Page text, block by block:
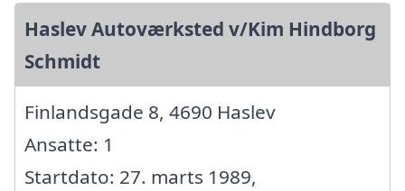
Haslev Autoværksted v/Kim Hindborg
Schmidt
Finlandsgade 8, 4690 Haslev
Ansatte: 1
Startdato: 27. marts 1989,